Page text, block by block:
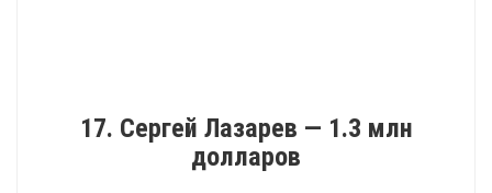
17. Сергей Лазарев — 1.3 млн
долларов